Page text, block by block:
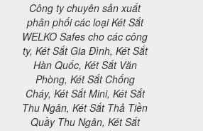
Công ty chuyên sản xuất
phân phối các loại Két Sắt
WELKO Safes cho các công
ty, Két Sắt Gia Đình, Két Sắt
Hàn Quốc, Két Sắt Văn
Phòng, Két Sắt Chống
Cháy, Két Sắt Mini, Két Sắt
Thu Ngân, Két Sắt Thả Tiền
Quầy Thu Ngân, Két Sắt